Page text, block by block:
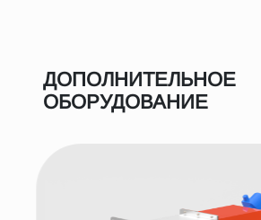
ДОПОЛНИТЕЛЬНОЕ
ОБОРУДОВАНИЕ